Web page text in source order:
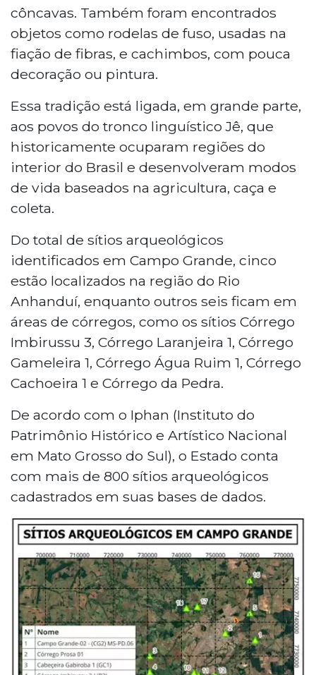
côncavas. Também foram encontrados
objetos como rodelas de fuso, usadas na
fiação de fibras, e cachimbos, com pouca
decoração ou pintura.
Essa tradição está ligada, em grande parte,
aos povos do tronco linguístico Jê, que
historicamente ocuparam regiões do
interior do Brasil e desenvolveram modos
de vida baseados na agricultura, caça e
coleta.
Do total de sítios arqueológicos
identificados em Campo Grande, cinco
estão localizados na região do Rio
Anhanduí, enquanto outros seis ficam em
áreas de córregos, como os sítios Córrego
Imbirussu 3, Córrego Laranjeira 1, Córrego
Gameleira 1, Córrego Água Ruim 1, Córrego
Cachoeira 1 e Córrego da Pedra.
De acordo com o Iphan (Instituto do
Patrimônio Histórico e Artístico Nacional
em Mato Grosso do Sul), o Estado conta
com mais de 800 sítios arqueológicos
cadastrados em suas bases de dados.